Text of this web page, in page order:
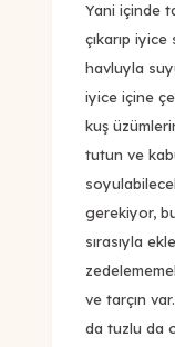
Yani içinde
çıkarıp
havluyla
iyice içine
kuş
tutun ve
gerekiyor,
sırasıyla
ve tarçın
da tuzlu da